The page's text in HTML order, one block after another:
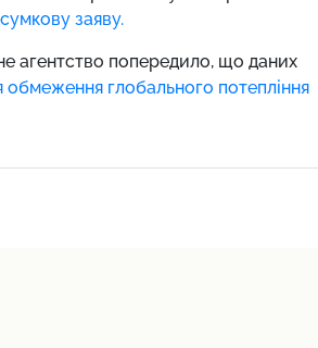
заяву.
агентство попередило, що даних
обмеження глобального потепління